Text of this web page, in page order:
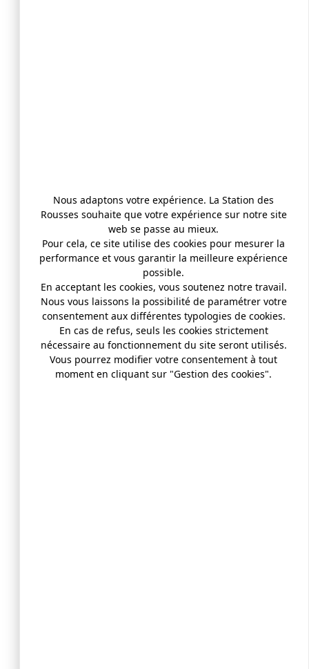
Nous adaptons votre expérience. La Station des
Rousses souhaite que votre expérience sur notre site
web se passe au mieux.
Pour cela, ce site utilise des cookies pour mesurer la
performance et vous garantir la meilleure expérience
possible.
En acceptant les cookies, vous soutenez notre travail.
Nous vous laissons la possibilité de paramétrer votre
consentement aux différentes typologies de cookies.
En cas de refus, seuls les cookies strictement
nécessaire au fonctionnement du site seront utilisés.
Vous pourrez modifier votre consentement à tout
moment en cliquant sur "Gestion des cookies".